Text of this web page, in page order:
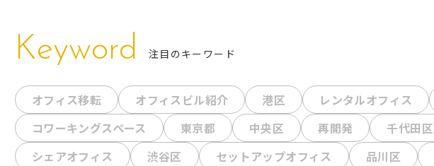
クオフィスや高層ビルへのご移転をご検討
中の方はぜひ
Keyword 注目のキーワード
オフィス移転 オフィスビル紹介 港区 レンタルオフィス
コワーキングスペース
東京都 中央区 再開発 千代田区
シェアオフィス
渋谷区 セットアップオフィス 品川区